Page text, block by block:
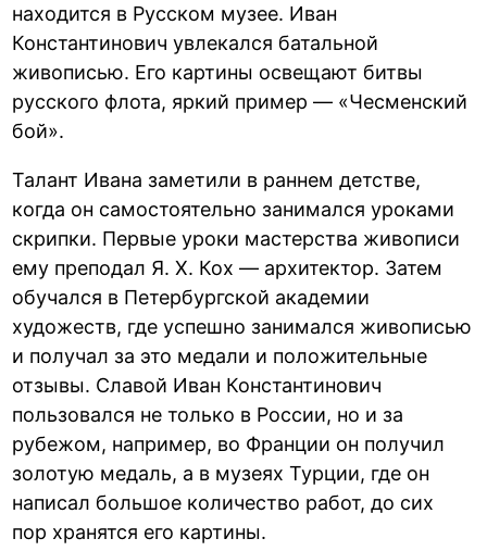
находится в Русском музее. Иван
Константинович увлекался батальной
живописью. Его картины освещают битвы
русского флота, яркий пример — «Чесменский
бой».
Талант Ивана заметили в раннем детстве,
когда он самостоятельно занимался уроками
скрипки. Первые уроки мастерства живописи
ему преподал Я. Х. Кох — архитектор. Затем
обучался в Петербургской академии
художеств, где успешно занимался живописью
и получал за это медали и положительные
отзывы. Славой Иван Константинович
пользовался не только в России, но и за
рубежом, например, во Франции он получил
золотую медаль, а в музеях Турции, где он
написал большое количество работ, до сих
пор хранятся его картины.